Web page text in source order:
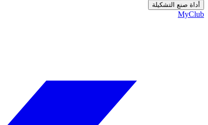
أداة صنع التشكيلة
MyClub